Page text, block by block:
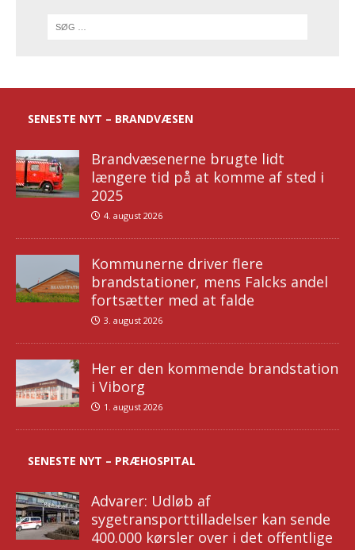
SENESTE NYT – BRANDVÆSEN
Brandvæsenerne brugte lidt
længere tid på at komme af sted i
2025
4. august 2026
Kommunerne driver flere
brandstationer, mens Falcks andel
fortsætter med at falde
3. august 2026
Her er den kommende brandstation
i Viborg
1. august 2026
SENESTE NYT – PRÆHOSPITAL
Advarer: Udløb af
sygetransporttilladelser kan sende
400.000 kørsler over i det offentlige